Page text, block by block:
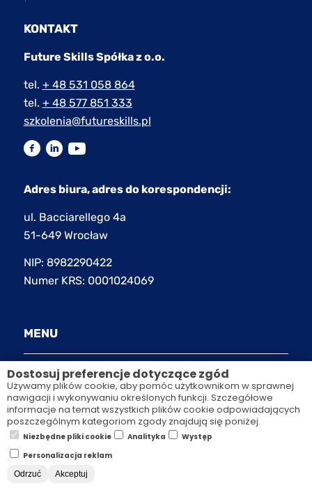
KONTAKT
Future Skills Spółka z o.o.
tel. + 48 531 058 864
tel. + 48 577 851 333
szkolenia@futureskills.pl
Adres biura, adres do korespondencji:
ul. Bacciarellego 4a
51-649 Wrocław
NIP: 8982290422
Numer KRS: 0001024069
MENU
O NAS
SZKOLENIA ZAMKNIĘTE
SZKOLENIA OTWARTE
COACHING
Dostosuj preferencje dotyczące zgód
Używamy plików cookie, aby pomóc użytkownikom w sprawnej
nawigacji i wykonywaniu określonych funkcji. Szczegółowe
informacje na temat wszystkich plików cookie odpowiadających
poszczególnym kategoriom zgody znajdują się poniżej.
Niezbędne pliki cookie Analityka
Występ
Personalizacja reklam
Odrzuć Akceptuj